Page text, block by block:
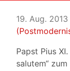
19. Aug. 2013
Papst Pius
salutem“